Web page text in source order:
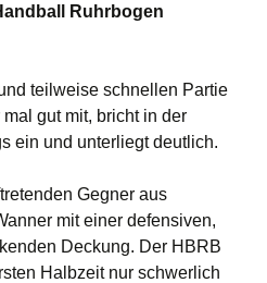
Ruhrbogen
teilweise schnellen Partie
gut mit, bricht in der
ein und unterliegt deutlich.
Gegner aus
mit einer defensiven,
Deckung. Der HBRB
Halbzeit nur schwerlich